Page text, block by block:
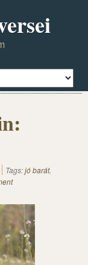
Tags:jó barát,